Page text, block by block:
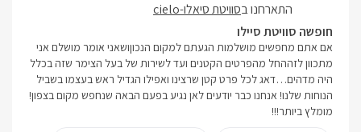
התארחנו בסוויטת סיאלו-cielo
חופשה סוויטת סיילו
אם אתם מחפשים מושלמות הגעתם למקום הנכוןושאני אומר מושלם אני
מתכוון לזההחל מהפרטים הקטנים ועד לשירות של בעל הצימר שזה בכלל
היה מדהים…דאג לכל פרט קטן שרצינו ואפילו הגדיל ראש בעצמו בשביל
הנוחות שלנו! אנחנו כבר יודעים לאן נגיע בפעם הבאה שנחפש מקום בצפון!
מומלץ ביותר!!!